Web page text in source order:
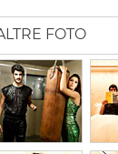
FOTO